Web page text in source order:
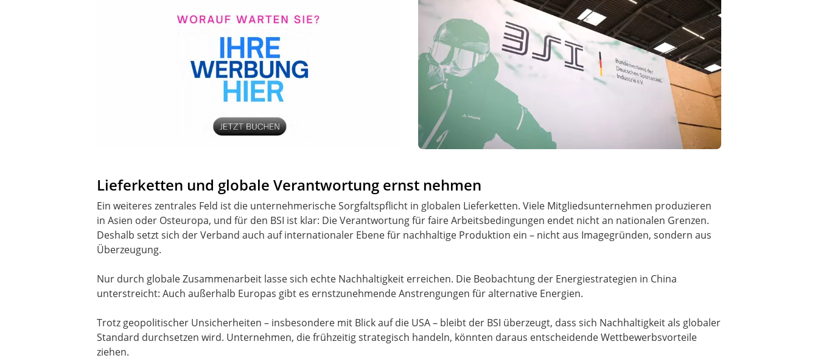
Lieferketten und globale Verantwortung ernst nehmen
Ein weiteres zentrales Feld ist die unternehmerische Sorgfaltspflicht in globalen Lieferketten. Viele Mitgliedsunternehmen produzieren
in Asien oder Osteuropa, und für den BSI ist klar: Die Verantwortung für faire Arbeitsbedingungen endet nicht an nationalen Grenzen.
Deshalb setzt sich der Verband auch auf internationaler Ebene für nachhaltige Produktion ein – nicht aus Imagegründen, sondern aus
Überzeugung.
Nur durch globale Zusammenarbeit lasse sich echte Nachhaltigkeit erreichen. Die Beobachtung der Energiestrategien in China
unterstreicht: Auch außerhalb Europas gibt es ernstzunehmende Anstrengungen für alternative Energien.
Trotz geopolitischer Unsicherheiten – insbesondere mit Blick auf die USA – bleibt der BSI überzeugt, dass sich Nachhaltigkeit als globaler
Standard durchsetzen wird. Unternehmen, die frühzeitig strategisch handeln, könnten daraus entscheidende Wettbewerbsvorteile
ziehen.